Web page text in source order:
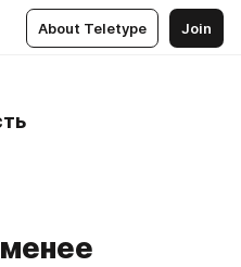
About Teletype Join